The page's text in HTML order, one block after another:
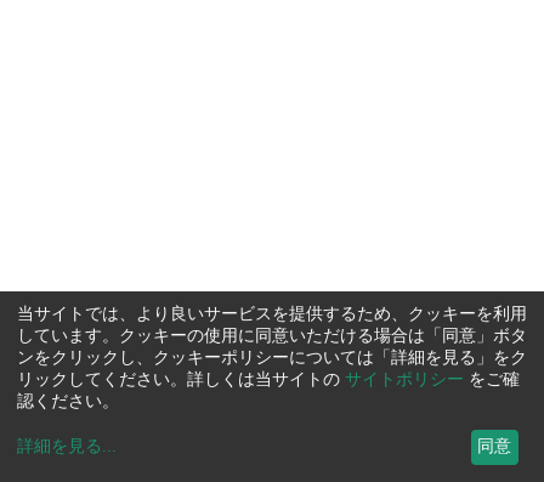
当サイトでは、より良いサービスを提供するため、クッキーを利用
しています。クッキーの使用に同意いただける場合は「同意」ボタ
ンをクリックし、クッキーポリシーについては「詳細を見る」をク
リックしてください。詳しくは当サイトの サイトポリシー をご確
認ください。
詳細を見る ... 同意